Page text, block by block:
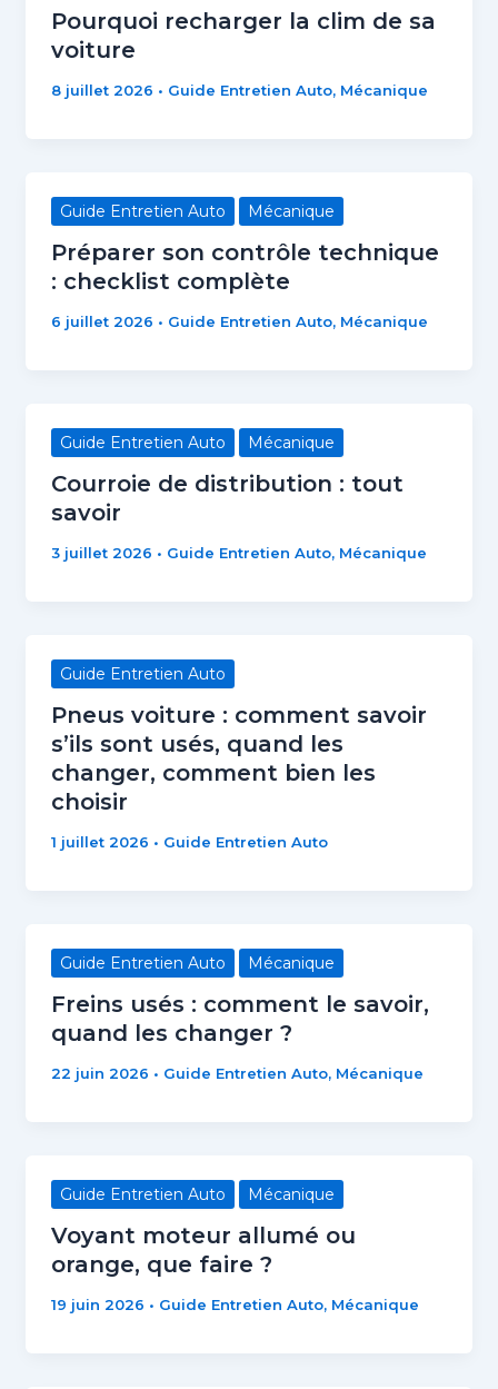
Pourquoi recharger la clim de sa
voiture
8 juillet 2026 • Guide Entretien Auto, Mécanique
Guide Entretien Auto Mécanique
Préparer son contrôle technique
: checklist complète
6 juillet 2026 • Guide Entretien Auto, Mécanique
Guide Entretien Auto Mécanique
Courroie de distribution : tout
savoir
3 juillet 2026 • Guide Entretien Auto, Mécanique
Guide Entretien Auto
Pneus voiture : comment savoir
s’ils sont usés, quand les
changer, comment bien les
choisir
1 juillet 2026 • Guide Entretien Auto
Guide Entretien Auto Mécanique
Freins usés : comment le savoir,
quand les changer ?
22 juin 2026 • Guide Entretien Auto, Mécanique
Guide Entretien Auto Mécanique
Voyant moteur allumé ou
orange, que faire ?
19 juin 2026 • Guide Entretien Auto, Mécanique